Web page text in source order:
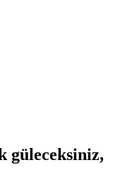
güleceksiniz,